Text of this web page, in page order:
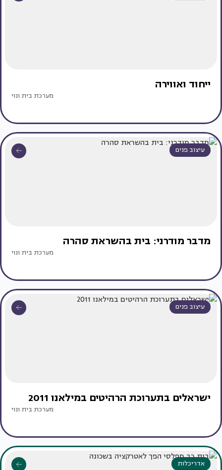
ייחוד ואווירה
מערכת בית ונוי
עיצוב פנים
מדבר מודרני: בית בהשראת סהרה
מערכת בית ונוי
עיצוב פנים
ישראלים בתערוכת הרהיטים במילאנו 2011
מערכת בית ונוי
אדריכלות